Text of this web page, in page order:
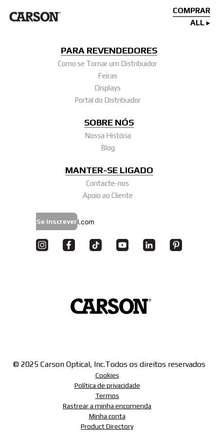
COMPRAR
ALL
PARA REVENDEDORES
Como se Tornar um Distribuidor
Feiras
Displays
Portal do Distribuidor
SOBRE NÓS
Nossa História
Blog
MANTER-SE LIGADO
Contacte-nos
Apoio ao Cliente
Se inscrever
© 2025 Carson Optical, Inc.Todos os direitos reservados
Cookies
Política de privacidade
Termos
Rastrear a minha encomenda
Minha conta
Product Directory